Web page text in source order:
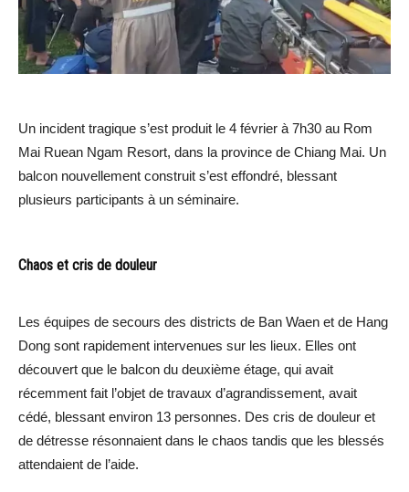
Un incident tragique s’est produit le 4 février à 7h30 au Rom
Mai Ruean Ngam Resort, dans la province de Chiang Mai. Un
balcon nouvellement construit s’est effondré, blessant
plusieurs participants à un séminaire.
Chaos et cris de douleur
Les équipes de secours des districts de Ban Waen et de Hang
Dong sont rapidement intervenues sur les lieux. Elles ont
découvert que le balcon du deuxième étage, qui avait
récemment fait l’objet de travaux d’agrandissement, avait
cédé, blessant environ 13 personnes. Des cris de douleur et
de détresse résonnaient dans le chaos tandis que les blessés
attendaient de l’aide.